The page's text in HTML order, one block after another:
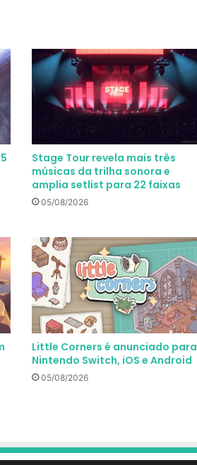
Stage Tour revela mais três
músicas da trilha sonora e
amplia setlist para 22 faixas
05/08/2026
Little Corners é anunciado para
Nintendo Switch, iOS e Android
05/08/2026